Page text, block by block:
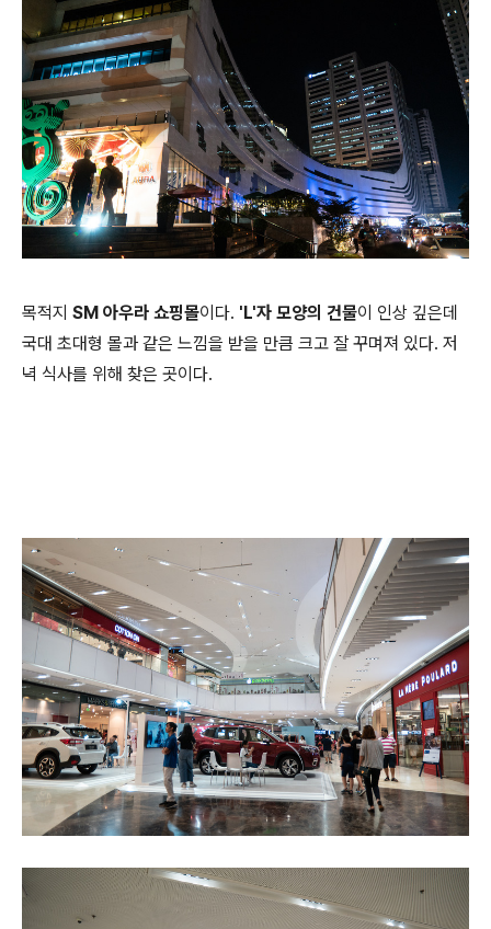
목적지 SM 아우라 쇼핑몰이다. 'L'자 모양의 건물이 인상 깊은데
국대 초대형 몰과 같은 느낌을 받을 만큼 크고 잘 꾸며져 있다. 저
녁 식사를 위해 찾은 곳이다.